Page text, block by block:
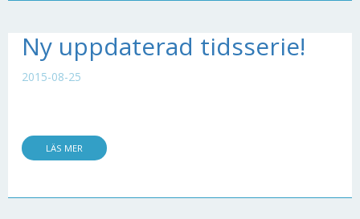
Ny uppdaterad tidsserie!
2015-08-25
LÄS MER